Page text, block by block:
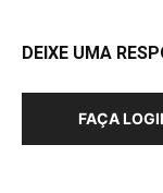
DEIXE UMA
FAÇA